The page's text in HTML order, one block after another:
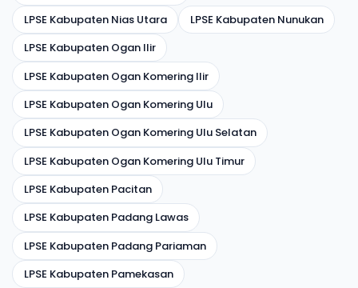
LPSE Kabupaten Nias Utara
LPSE Kabupaten Nunukan
LPSE Kabupaten Ogan Ilir
LPSE Kabupaten Ogan Komering Ilir
LPSE Kabupaten Ogan Komering Ulu
LPSE Kabupaten Ogan Komering Ulu Selatan
LPSE Kabupaten Ogan Komering Ulu Timur
LPSE Kabupaten Pacitan
LPSE Kabupaten Padang Lawas
LPSE Kabupaten Padang Pariaman
LPSE Kabupaten Pamekasan